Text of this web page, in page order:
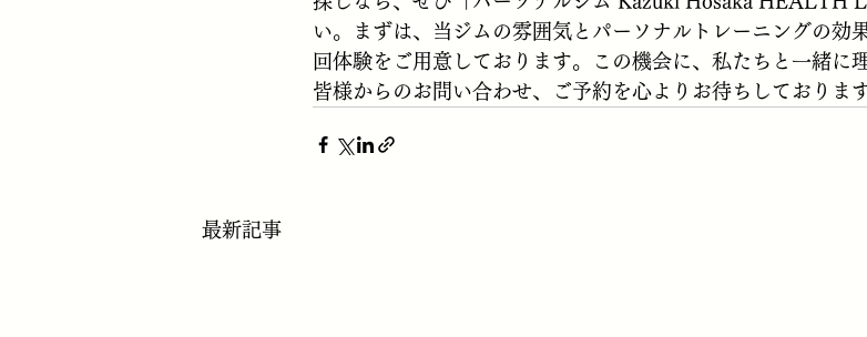
い。まずは、当ジムの雰囲気とパーソナルトレーニングの効
回体験をご用意しております。この機会に、私たちと一緒に
皆様からのお問い合わせ、ご予約を心よりお待ちしております
最新記事